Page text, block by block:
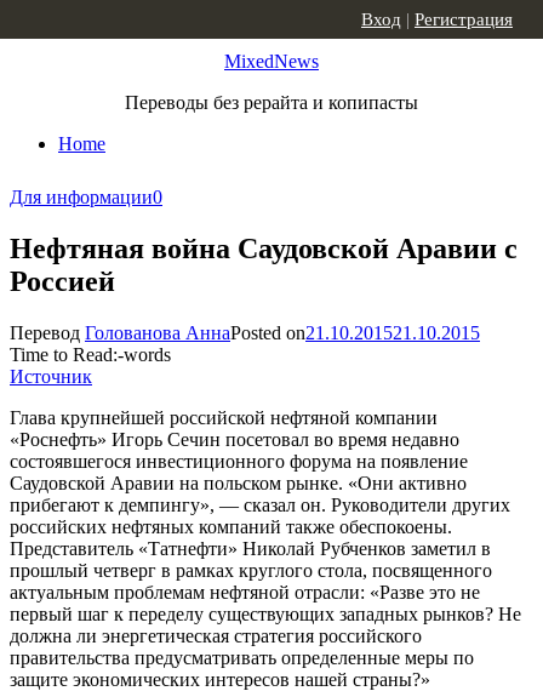
MixedNews
Переводы без рерайта и копипасты
Home
Вход | Регистрация
Для информации0
Нефтяная война Саудовской Аравии с
Россией
Перевод Голованова АннаPosted on21.10.201521.10.2015
Time to Read:-words
Источник
Глава крупнейшей российской нефтяной компании
«Роснефть» Игорь Сечин посетовал во время недавно
состоявшегося инвестиционного форума на появление
Саудовской Аравии на польском рынке. «Они активно
прибегают к демпингу», — сказал он. Руководители других
российских нефтяных компаний также обеспокоены.
Представитель «Татнефти» Николай Рубченков заметил в
прошлый четверг в рамках круглого стола, посвященного
актуальным проблемам нефтяной отрасли: «Разве это не
первый шаг к переделу существующих западных рынков? Не
должна ли энергетическая стратегия российского
правительства предусматривать определенные меры по
защите экономических интересов нашей страны?»